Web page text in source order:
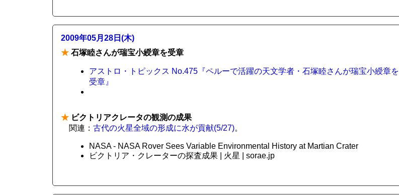
2009年05月28日(木)
★ 石塚睦さんが瑞宝小綬章を受章
アストロ・トピックス No.475『ペルーで活躍の天文学者・石塚睦さんが瑞宝小綬章を
受章』
★ ビクトリアクレータの観測の成果
関連： 古代の火星全域の形成に水が貢献(5/27)。
NASA - NASA Rover Sees Variable Environmental History at Martian Crater
ビクトリア・クレーターの探査成果 | 火星 | sorae.jp